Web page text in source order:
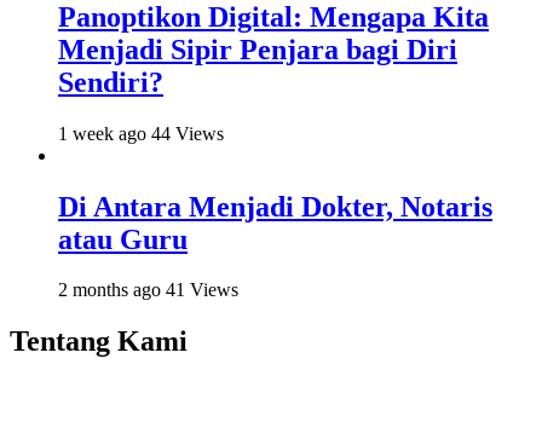
Panoptikon Digital: Mengapa Kita
Menjadi Sipir Penjara bagi Diri
Sendiri?
1 week ago 44 Views
Di Antara Menjadi Dokter, Notaris
atau Guru
2 months ago 41 Views
Tentang Kami